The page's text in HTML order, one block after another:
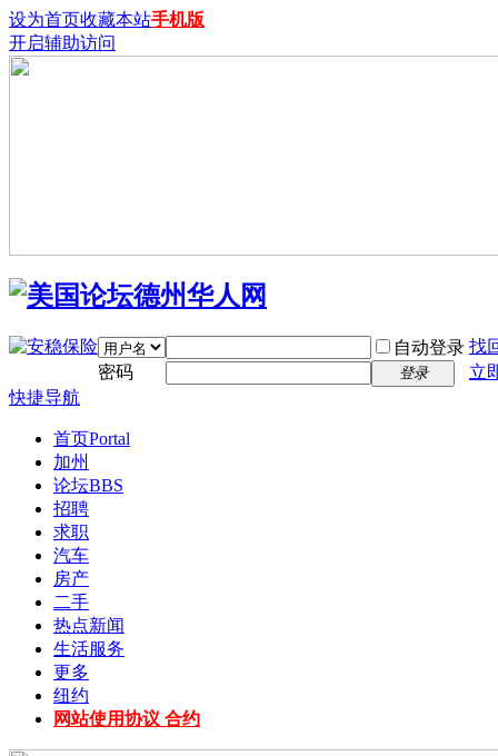
设为首页收藏本站手机版
开启辅助访问
自动登录 找
密码
登录
立
快捷导航
首页Portal
加州
论坛BBS
招聘
求职
汽车
房产
二手
热点新闻
生活服务
更多
纽约
网站使用协议 合约